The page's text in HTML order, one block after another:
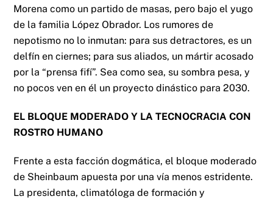
Morena como un partido de masas, pero bajo el yugo
de la familia López Obrador. Los rumores de
nepotismo no lo inmutan: para sus detractores, es un
delfín en ciernes; para sus aliados, un mártir acosado
por la “prensa fifí”. Sea como sea, su sombra pesa, y
no pocos ven en él un proyecto dinástico para 2030.
EL BLOQUE MODERADO Y LA TECNOCRACIA CON
ROSTRO HUMANO
Frente a esta facción dogmática, el bloque moderado
de Sheinbaum apuesta por una vía menos estridente.
La presidenta, climatóloga de formación y